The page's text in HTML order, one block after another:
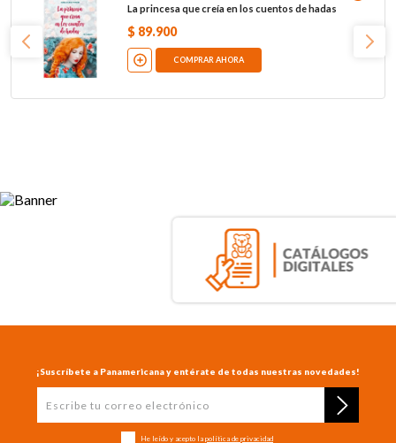
La princesa que creía en los cuentos de hadas
$ 89.900
COMPRAR AHORA
¡Suscríbete a Panamericana y entérate de todas nuestras novedades!
He leído y acepto la política de privacidad